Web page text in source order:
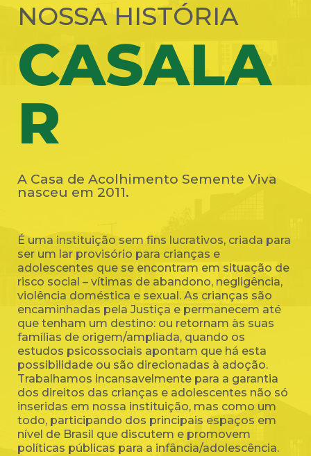
NOSSA HISTÓRIA
CASALA
R
A Casa de Acolhimento Semente Viva
nasceu em 2011.
É uma instituição sem fins lucrativos, criada para
ser um lar provisório para crianças e
adolescentes que se encontram em situação de
risco social – vítimas de abandono, negligência,
violência doméstica e sexual. As crianças são
encaminhadas pela Justiça e permanecem até
que tenham um destino: ou retornam às suas
famílias de origem/ampliada, quando os
estudos psicossociais apontam que há esta
possibilidade ou são direcionadas à adoção.
Trabalhamos incansavelmente para a garantia
dos direitos das crianças e adolescentes não só
inseridas em nossa instituição, mas como um
todo, participando dos principais espaços em
nível de Brasil que discutem e promovem
políticas públicas para a infância/adolescência.